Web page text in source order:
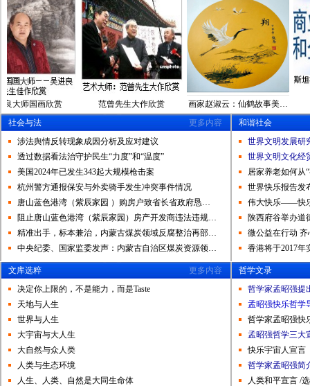
国画欣赏 范曾先生大作欣赏 画家赵淑云：仙鹤故事美…
社会与法
更多内容
涉法舆情反转现象成因分析及应对建议
透过数据看法治守护民生“力度”和“温度”
美国2024年已发生343起大规模枪击案
杭州警方通报保安与外卖骑手发生冲突事件情况
唐山蓝色港湾（紫辰家园 ）购房户致省长省政府恳…
阻止唐山蓝色港湾（紫辰家园）房产开发商违法违规…
精准出手，标本兼治，内蒙古煤炭领域反腐整治再部…
中央纪委、国家监委发声：内蒙古自治区煤炭资源领…
和谐社会
世界文明发展研
世界文明文化经
居家养老如何从
世界快乐报告发
伟大快乐——快
陕西府谷举办道
微公益在行动
香港将于2017年
文库选粹
更多内容
决定你上限的，不是能力，而是Taste
天地与人生
世界与人生
大宇宙与大人生
大自然与众人类
人类与生态环境
人生、人类、自然是大同生命体
哲学文录
哲学家孟昭强提
孟昭强快乐哲学
哲学家孟昭强快
孟昭强哲学三大
快乐宇宙人宣言
哲学家孟昭强简
人类和平宣言 /